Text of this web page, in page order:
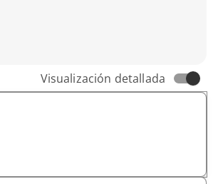
Visualización detallada